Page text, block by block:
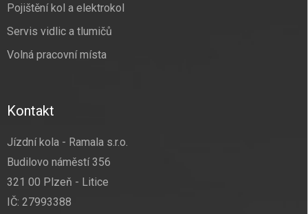
Pojištění kol a elektrokol
Servis vidlic a tlumičů
Volná pracovní místa
Kontakt
Jízdní kola - Ramala s.r.o.
Budilovo náměstí 356
321 00 Plzeň - Litice
IČ: 27993388